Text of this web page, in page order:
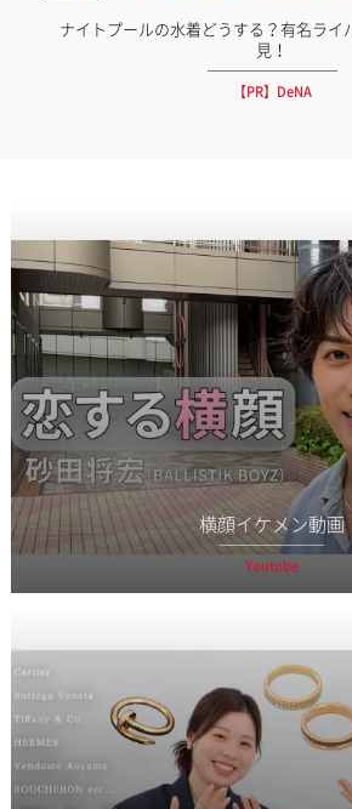
ナイトプールの水着どうする？有名ライ
見！
【PR】DeNA
横顔イケメン動画
Youtube